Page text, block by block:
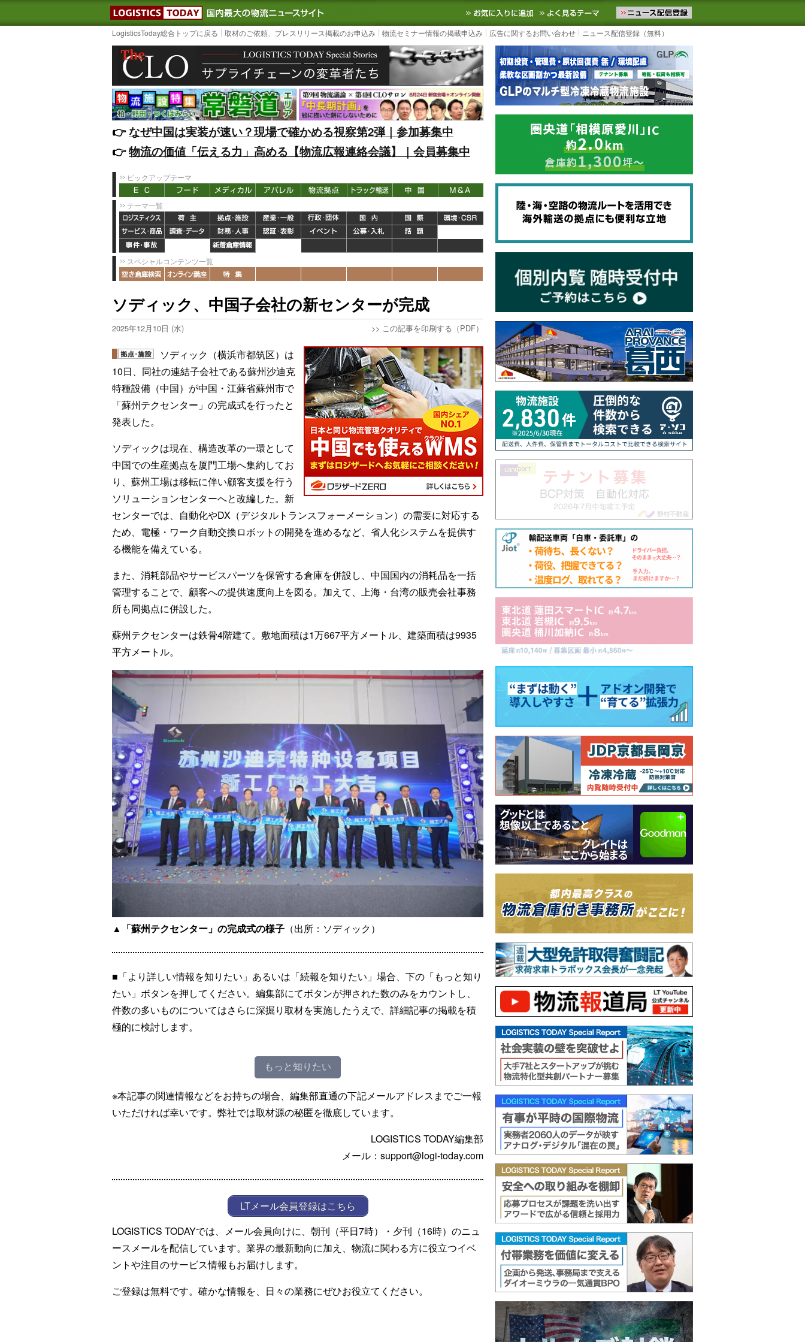
LOGISTICS TODAY｜国内最大の物流ニュースサイト3PL, SCMなど国内外の最新の物流ニュースをお届けします。物流ニュースメール配信を登録す
お気に入りに追加 よく見るテーマ
LogisticsToday総合トップに戻る 取材のご依頼、プレスリリース掲載のお申込み 物流セミナー情報の掲載申込み 広告に関するお問い合わせ ニュース配信登録（無料）
👉️なぜ中国は実装が速い？現場で確かめる視察第2弾｜参加募集中
👉️物流の価値「伝える力」高める【物流広報連絡会議】｜会員募集中
ピックアップテーマ
テーマ一覧
スペシャルコンテンツ一覧
ソディック、中国子会社の新センターが完成
2025年12月10日 (水) >> この記事を印刷する（PDF）
ソディック（横浜市都筑区）は
10日、同社の連結子会社である蘇州沙迪克
特種設備（中国）が中国・江蘇省蘇州市で
「蘇州テクセンター」の完成式を行ったと
発表した。
ソディックは現在、構造改革の一環として
中国での生産拠点を厦門工場へ集約してお
り、蘇州工場は移転に伴い顧客支援を行う
ソリューションセンターへと改編した。新
センターでは、自動化やDX（デジタルトランスフォーメーション）の需要に対応する
ため、電極・ワーク自動交換ロボットの開発を進めるなど、省人化システムを提供す
る機能を備えている。
また、消耗部品やサービスパーツを保管する倉庫を併設し、中国国内の消耗品を一括
管理することで、顧客への提供速度向上を図る。加えて、上海・台湾の販売会社事務
所も同拠点に併設した。
蘇州テクセンターは鉄骨4階建て。敷地面積は1万667平方メートル、建築面積は9935
平方メートル。
▲「蘇州テクセンター」の完成式の様子 （出所：ソディック）
■「より詳しい情報を知りたい」あるいは「続報を知りたい」場合、下の「もっと知り
たい」ボタンを押してください。編集部にてボタンが押された数のみをカウントし、
件数の多いものについてはさらに深掘り取材を実施したうえで、詳細記事の掲載を積
極的に検討します。
もっと知りたい
※本記事の関連情報などをお持ちの場合、編集部直通の下記メールアドレスまでご一報
いただければ幸いです。弊社では取材源の秘匿を徹底しています。
LOGISTICS TODAY編集部
メール：support@logi-today.com
LTメール会員登録はこちら
LOGISTICS TODAYでは、メール会員向けに、朝刊（平日7時）・夕刊（16時）のニュ
ースメールを配信しています。業界の最新動向に加え、物流に関わる方に役立つイベ
ントや注目のサービス情報もお届けします。
ご登録は無料です。確かな情報を、日々の業務にぜひお役立てください。